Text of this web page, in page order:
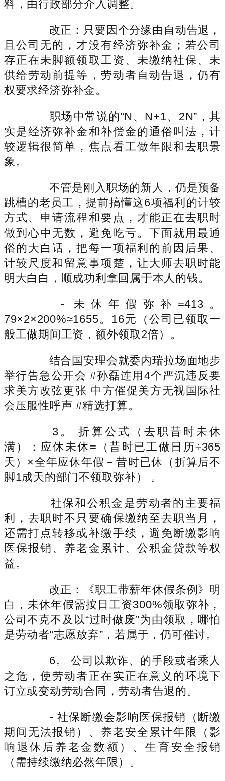
料，由行政部分介入调整。
改正：只要因个分缘由自动告退，
且公司无的，才没有经济弥补金；若公司
存正在未脚额领取工资、未缴纳社保、未
供给劳动前提等，劳动者自动告退，仍有
权要求经济弥补金。
职场中常说的“N、N+1、2N”，其
实是经济弥补金和补偿金的通俗叫法，计
较逻辑很简单，焦点看工做年限和去职景
象。
不管是刚入职场的新人，仍是预备
跳槽的老员工，提前搞懂这6项福利的计较
方式、申请流程和要点，才能正在去职时
做到心中无数，避免吃亏。下面就用最通
俗的大白话，把每一项福利的前因后果、
计较尺度和留意事项楚，让大师去职时能
明大白白，顺成功利拿回属于本人的钱。
- 未休年假弥补=413。
79×2×200%≈1655。16元（公司已领取一
般工做期间工资，额外领取2倍）。
结合国安理会就委内瑞拉场面地步
举行告急公开会 #孙磊连用4个严沉违反要
求美方改弦更张 中方催促美方无视国际社
会压服性呼声 #精选打算。
3。 折算公式（去职昔时未休
满）：应休未休=（昔时已工做日历÷365
天）×全年应休年假－昔时已休（折算后不
脚1成天的部门不领取弥补） 。
社保和公积金是劳动者的主要福
利，去职时不只要确保缴纳至去职当月，
还需打点转移或补缴手续，避免断缴影响
医保报销、养老金累计、公积金贷款等权
益。
改正：《职工带薪年休假条例》明
白，未休年假需按日工资300%领取弥补，
公司不克不及以“过时做废”为由领取，哪怕
是劳动者“志愿放弃”，若属于，仍可催讨。
6。 公司以欺诈、的手段或者乘人
之危，使劳动者正在实正在意义的环境下
订立或变动劳动合同，劳动者告退的。
- 社保断缴会影响医保报销（断缴
期间无法报销）、养老安全累计年限（影
响退休后养老金数额）、生育安全报销
（需持续缴纳必然年限）。